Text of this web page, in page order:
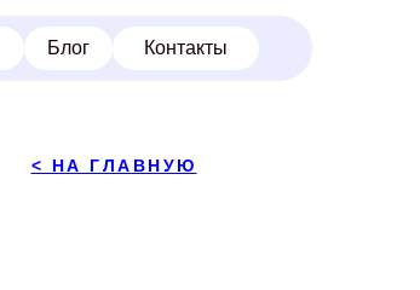
Контакты
< НА ГЛАВНУЮ